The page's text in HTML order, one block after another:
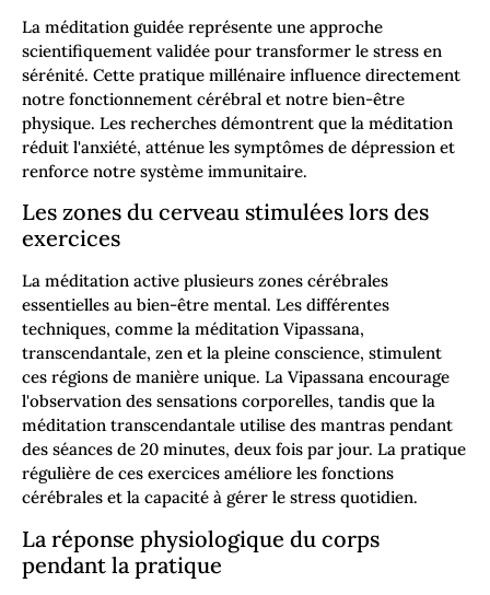
La méditation guidée représente une approche
scientifiquement validée pour transformer le stress en
sérénité. Cette pratique millénaire influence directement
notre fonctionnement cérébral et notre bien-être
physique. Les recherches démontrent que la méditation
réduit l'anxiété, atténue les symptômes de dépression et
renforce notre système immunitaire.
Les zones du cerveau stimulées lors des
exercices
La méditation active plusieurs zones cérébrales
essentielles au bien-être mental. Les différentes
techniques, comme la méditation Vipassana,
transcendantale, zen et la pleine conscience, stimulent
ces régions de manière unique. La Vipassana encourage
l'observation des sensations corporelles, tandis que la
méditation transcendantale utilise des mantras pendant
des séances de 20 minutes, deux fois par jour. La pratique
régulière de ces exercices améliore les fonctions
cérébrales et la capacité à gérer le stress quotidien.
La réponse physiologique du corps
pendant la pratique